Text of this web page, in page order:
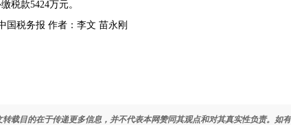
税款5424万元。
国税务报 作者：李文 苗永刚
转载目的在于传递更多信息，并不代表本网赞同其观点和对其真实性负责。如